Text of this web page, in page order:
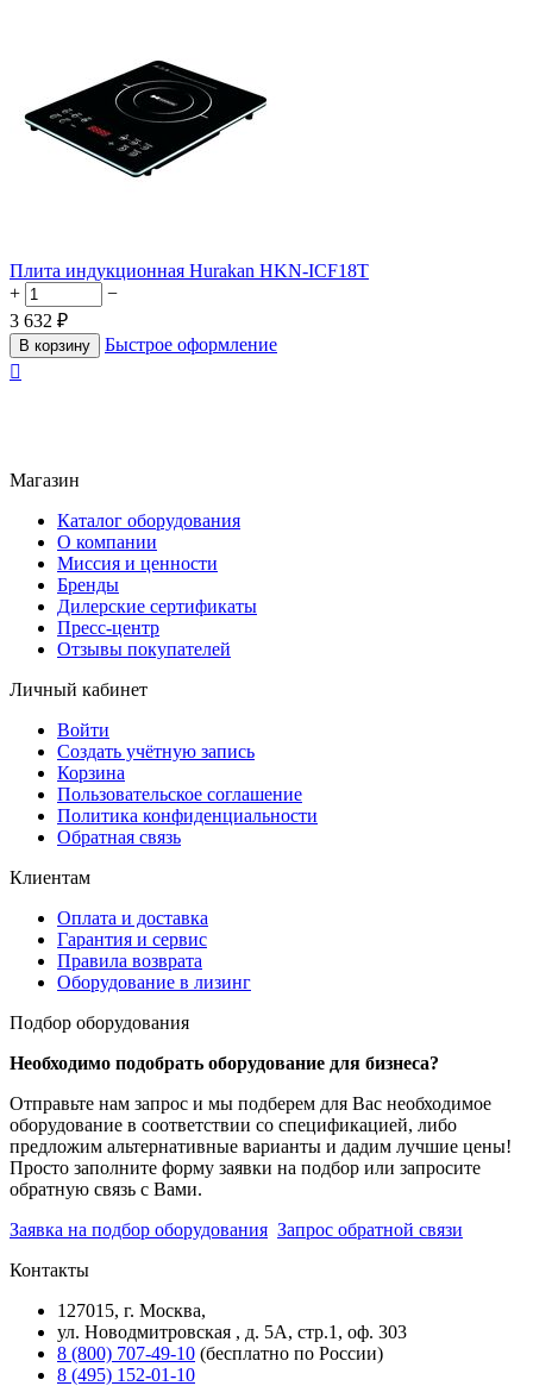
Плита индукционная Hurakan HKN-ICF18T
+
−
3 632 ₽
В корзину
Быстрое оформление

Магазин
Каталог оборудования
О компании
Миссия и ценности
Бренды
Дилерские сертификаты
Пресс-центр
Отзывы покупателей
Личный кабинет
Войти
Создать учётную запись
Корзина
Пользовательское соглашение
Политика конфиденциальности
Обратная связь
Клиентам
Оплата и доставка
Гарантия и сервис
Правила возврата
Оборудование в лизинг
Подбор оборудования
Необходимо подобрать оборудование для бизнеса?
Отправьте нам запрос и мы подберем для Вас необходимое
оборудование в соответствии со спецификацией, либо
предложим альтернативные варианты и дадим лучшие цены!
Просто заполните форму заявки на подбор или запросите
обратную связь с Вами.
Заявка на подбор оборудования Запрос обратной связи
Контакты
127015, г. Москва,
ул. Новодмитровская , д. 5А, стр.1, оф. 303
8 (800) 707-49-10 (бесплатно по России)
8 (495) 152-01-10